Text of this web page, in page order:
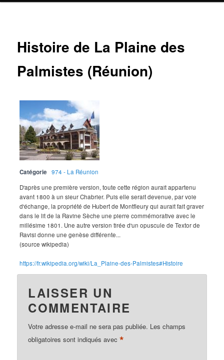
Histoire de La Plaine des
Palmistes (Réunion)
Catégorie
974 - La Réunion
D'après une première version, toute cette région aurait appartenu
avant 1800 à un sieur Chabrier. Puis elle serait devenue, par voie
d'échange, la propriété de Hubert de Montfleury qui aurait fait graver
dans le lit de la Ravine Sèche une pierre commémorative avec le
millésime 1801. Une autre version tirée d'un opuscule de Textor de
Ravisi donne une genèse différente...
(source wikipedia)
https://fr.wikipedia.org/wiki/La_Plaine-des-Palmistes#Histoire
LAISSER UN
COMMENTAIRE
Votre adresse e-mail ne sera pas publiée. Les champs
obligatoires sont indiqués avec*